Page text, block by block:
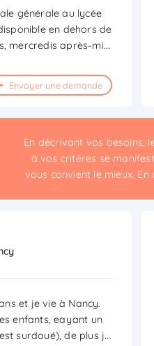
générale au lycée
en dehors de
mercredis après-mi...
Envoyer une demande
En décrivant vos besoins,
à vos critères se
vous convient le mieux. En
et je vie à Nancy.
enfants, eayant un
surdoué), de plus j...